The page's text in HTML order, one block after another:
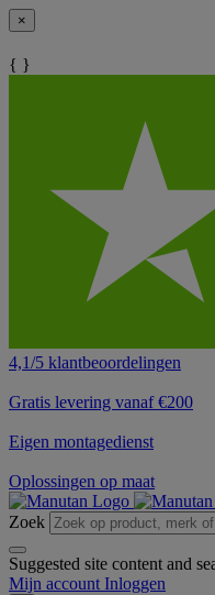
×
{ }
4,1/5 klantbeoordelingen
Gratis levering vanaf €200
Eigen montagedienst
Oplossingen op maat
Zoek
Suggested site content and
Mijn account Inloggen